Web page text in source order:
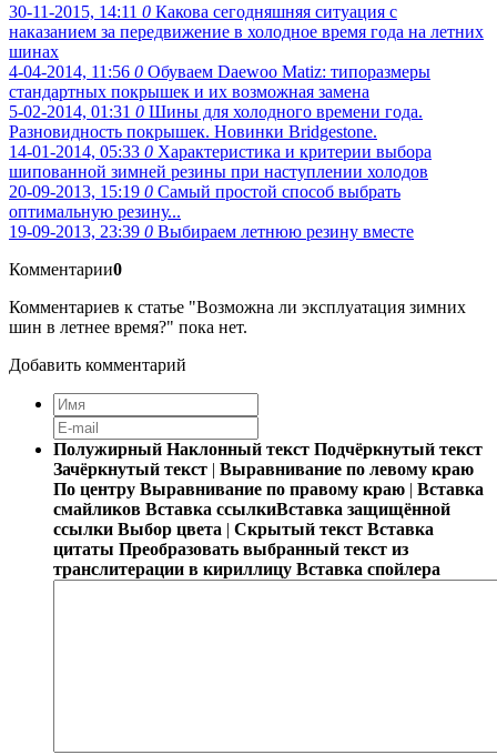
30-11-2015, 14:11 0 Какова сегодняшняя ситуация с
наказанием за передвижение в холодное время года на летних
шинах
4-04-2014, 11:56 0 Обуваем Daewoo Matiz: типоразмеры
стандартных покрышек и их возможная замена
5-02-2014, 01:31 0 Шины для холодного времени года.
Разновидность покрышек. Новинки Bridgestone.
14-01-2014, 05:33 0 Характеристика и критерии выбора
шипованной зимней резины при наступлении холодов
20-09-2013, 15:19 0 Самый простой способ выбрать
оптимальную резину...
19-09-2013, 23:39 0 Выбираем летнюю резину вместе
Комментарии0
Комментариев к статье "Возможна ли эксплуатация зимних
шин в летнее время?" пока нет.
Добавить комментарий
Полужирный Наклонный текст Подчёркнутый текст
Зачёркнутый текст | Выравнивание по левому краю
По центру Выравнивание по правому краю | Вставка
смайликов Вставка ссылкиВставка защищённой
ссылки Выбор цвета | Скрытый текст Вставка
цитаты Преобразовать выбранный текст из
транслитерации в кириллицу Вставка спойлера